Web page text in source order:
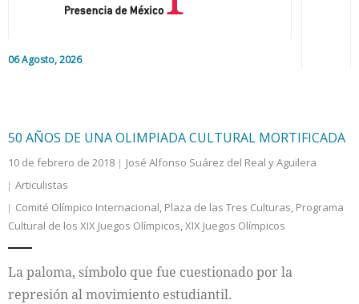
06 Agosto, 2026
Editorial
Nacional
Colaboradores
Cultura
50 AÑOS DE UNA OLIMPIADA CULTURAL MORTIFICADA
10 de febrero de 2018
José Alfonso Suárez del Real y Aguilera
Articulistas
Comité Olímpico Internacional, Plaza de las Tres Culturas, Programa
Cultural de los XIX Juegos Olímpicos,XIX Juegos Olímpicos
La paloma, símbolo que fue cuestionado por la
represión al movimiento estudiantil.